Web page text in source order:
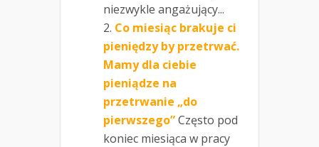
niezwykle angażujący...
Co miesiąc brakuje ci
pieniędzy by przetrwać.
Mamy dla ciebie
pieniądze na
przetrwanie „do
pierwszego”Często pod
koniec miesiąca w pracy